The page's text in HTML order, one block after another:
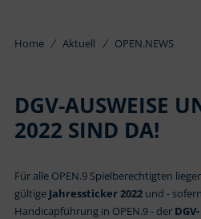
Home Aktuell OPEN.NEWS
DGV-AUSWEISE
2022 SIND DA!
Für alle OPEN.9 Spielberechtigten
gültige Jahressticker 2022und - sofern
Handicapführung in OPEN.9 - der DGV-